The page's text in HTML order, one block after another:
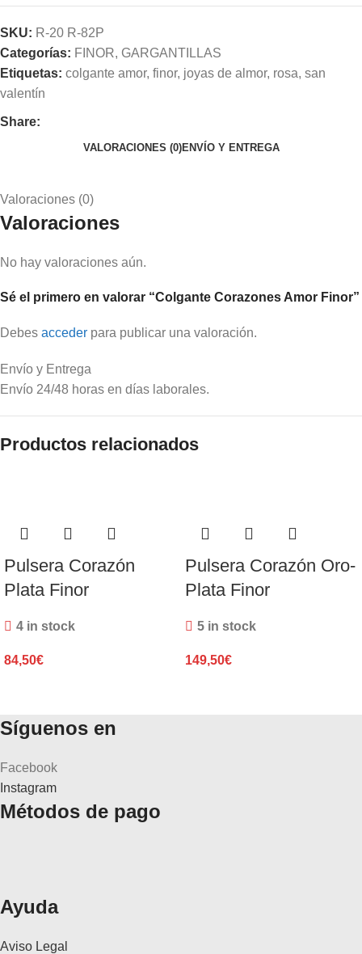
SKU: R-20 R-82P
Categorías: FINOR, GARGANTILLAS
Etiquetas: colgante amor, finor, joyas de almor, rosa, san
valentín
Share:
VALORACIONES (0)ENVÍO Y ENTREGA
Valoraciones (0)
Valoraciones
No hay valoraciones aún.
Sé el primero en valorar “Colgante Corazones Amor Finor”
Debes acceder para publicar una valoración.
Envío y Entrega
Envío 24/48 horas en días laborales.
Productos relacionados
Pulsera Corazón
Plata Finor
4 in stock
84,50€
Pulsera Corazón Oro-
Plata Finor
5 in stock
149,50€
Síguenos en
Facebook
Instagram
Métodos de pago
Ayuda
Aviso Legal